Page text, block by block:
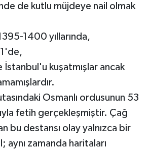
de kutlu müjdeye nail olmak
1400 yıllarında,
İstanbul'u kuşatmışlar ancak
Osmanlı ordusunun 53
fetih gerçekleşmiştir. Çağ
bu destansı olay yalnızca bir
aynı zamanda haritaları